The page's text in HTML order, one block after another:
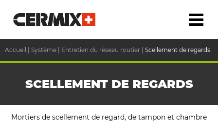
Accueil Système Entretien du réseau routier Scellement de regards
SCELLEMENT DE REGARDS
Mortiers de scellement de regard, de tampon et chambre